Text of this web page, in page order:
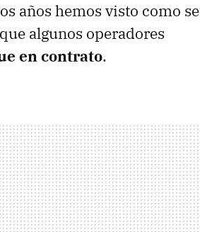
años hemos visto como se
algunos operadores
en contrato.